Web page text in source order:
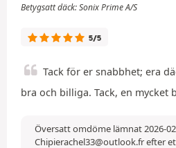
Betygsatt däck: Sonix Prime A/S
5/5
Tack för er snabbhet; era
bra och billiga. Tack, en mycket
Översatt omdöme lämnat 2026-
Chipierachel33@outlook.fr efter